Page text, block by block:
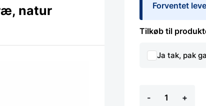
natur Forventet
Tilkøb til
Ja tak, pak
-
Væghylde,
+